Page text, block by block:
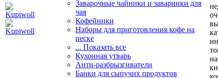
Заварочные чайники и заварники для
чая
Кофейники
Наборы для приготовления кофе на
песке
... Показать все
Кухонная утварь
Анти-разбрызгиватели
Банки для сыпучих продуктов